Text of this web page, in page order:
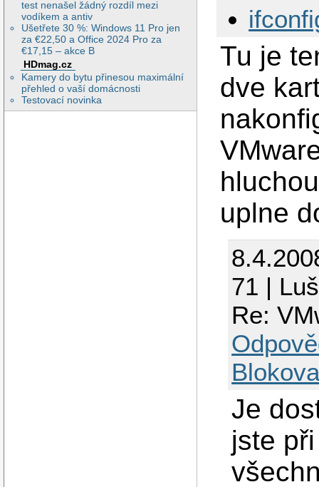
test nenašel žádný rozdíl mezi
vodíkem a antiv
Ušetřete 30 %: Windows 11 Pro jen
za €22,50 a Office 2024 Pro za
€17,15 – akce B
HDmag.cz
Kamery do bytu přinesou maximální
přehled o vaší domácnosti
Testovací novinka
Tu je
dve
uplne
71 |
Re:
Je
jste